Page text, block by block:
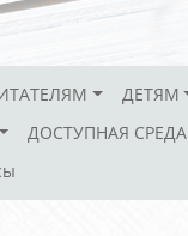
ДЕТЯМ
ДОСТУПНАЯ СРЕДА